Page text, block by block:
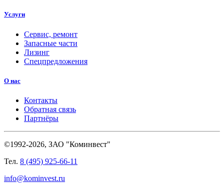
Услуги
Сервис, ремонт
Запасные части
Лизинг
Спецпредложения
О нас
Контакты
Обратная связь
Партнёры
©1992-2026, ЗАО "Коминвест"
Тел. 8 (495) 925-66-11
info@kominvest.ru